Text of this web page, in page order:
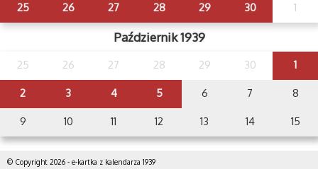
25 26 27 28 29 30 1
Październik 1939
25 26 27 28 29 30 1
2 3 4 5 6 7 8
9 10 11 12 13 14 15
© Copyright 2026 - e-kartka z kalendarza 1939